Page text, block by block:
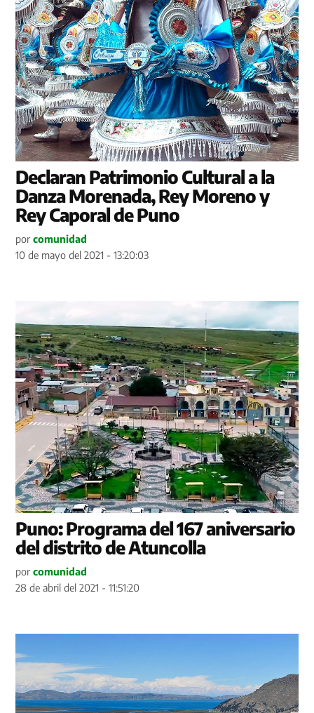
Declaran Patrimonio Cultural a la
Danza Morenada, Rey Moreno y
Rey Caporal de Puno
por comunidad
10 de mayo del 2021 - 13:20:03
Puno: Programa del 167 aniversario
del distrito de Atuncolla
por comunidad
28 de abril del 2021 - 11:51:20